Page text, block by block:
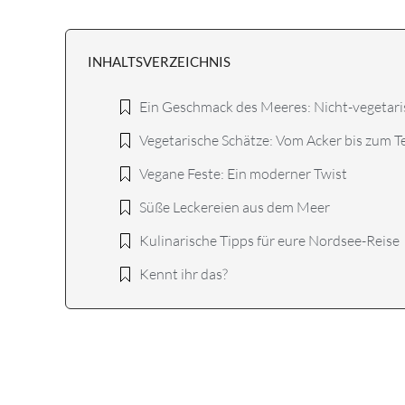
INHALTSVERZEICHNIS
Ein Geschmack des Meeres: Nicht-
Vegetarische Schätze: Vom Acker bis zum
Vegane Feste: Ein moderner Twist
Süße Leckereien aus dem Meer
Kulinarische Tipps für eure Nordsee-Reise
Kennt ihr das?